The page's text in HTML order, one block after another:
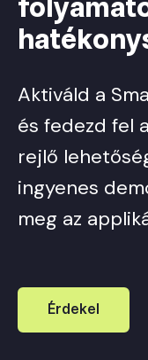
Aktiváld a
és fedezd fel
rejlő
ingyenes
meg az
Érdekel